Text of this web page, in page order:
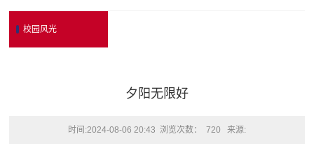
校园风光
夕阳无限好
时间:2024-08-06 20:43 浏览次数： 720 来源: